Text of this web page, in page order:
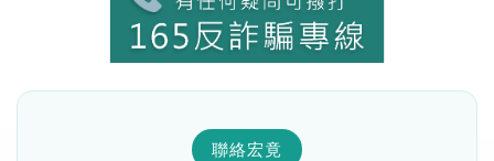
聯絡宏竟